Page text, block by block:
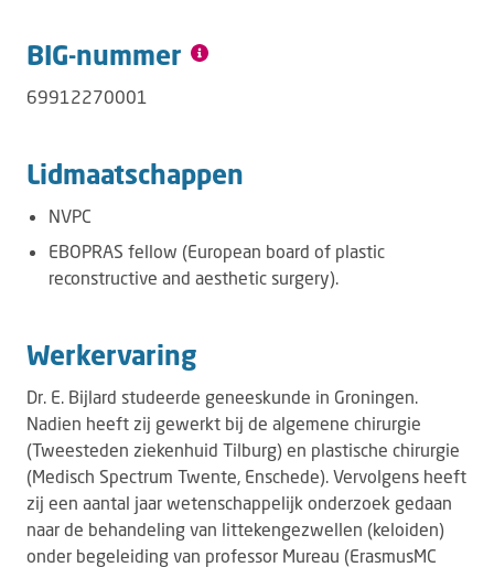
BIG-nummer
69912270001
Lidmaatschappen
NVPC
EBOPRAS fellow (European board of plastic
reconstructive and aesthetic surgery).
Werkervaring
Dr. E. Bijlard studeerde geneeskunde in Groningen.
Nadien heeft zij gewerkt bij de algemene chirurgie
(Tweesteden ziekenhuid Tilburg) en plastische chirurgie
(Medisch Spectrum Twente, Enschede). Vervolgens heeft
zij een aantal jaar wetenschappelijk onderzoek gedaan
naar de behandeling van littekengezwellen (keloiden)
onder begeleiding van professor Mureau (ErasmusMC